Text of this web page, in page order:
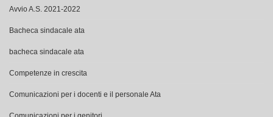
Avvio A.S. 2021-2022
Bacheca sindacale ata
bacheca sindacale ata
Competenze in crescita
Comunicazioni per i docenti e il personale Ata